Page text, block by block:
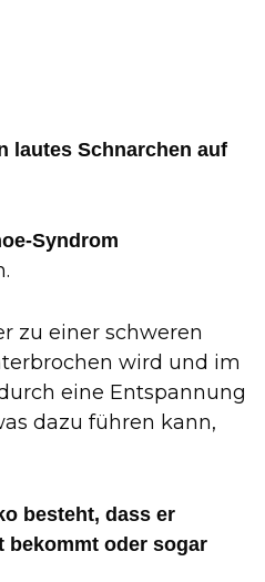
lautes Schnarchen auf
Syndrom
zu einer schweren
wird und im
eine Entspannung
dazu führen kann,
besteht, dass er
bekommt oder sogar